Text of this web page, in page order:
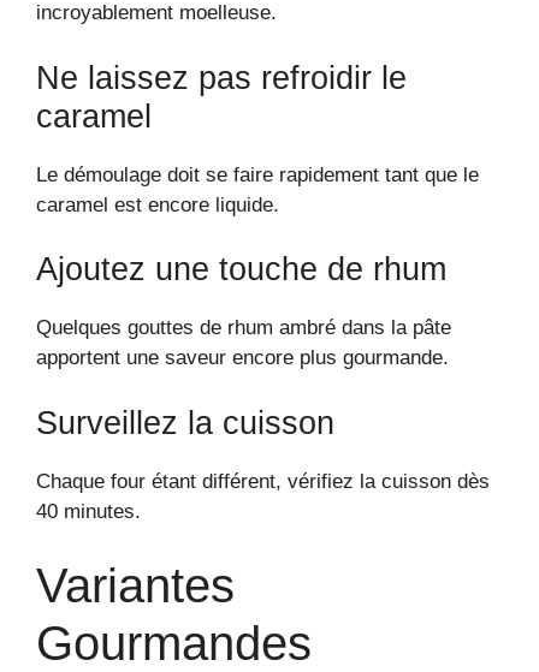
incroyablement moelleuse.
Ne laissez pas refroidir le
caramel
Le démoulage doit se faire rapidement tant que le
caramel est encore liquide.
Ajoutez une touche de rhum
Quelques gouttes de rhum ambré dans la pâte
apportent une saveur encore plus gourmande.
Surveillez la cuisson
Chaque four étant différent, vérifiez la cuisson dès
40 minutes.
Variantes
Gourmandes